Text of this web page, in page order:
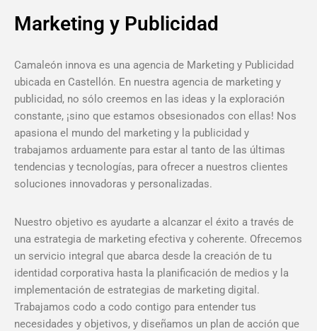
Marketing y Publicidad
Camaleón innova es una agencia de Marketing y Publicidad
ubicada en Castellón. En nuestra agencia de marketing y
publicidad, no sólo creemos en las ideas y la exploración
constante, ¡sino que estamos obsesionados con ellas! Nos
apasiona el mundo del marketing y la publicidad y
trabajamos arduamente para estar al tanto de las últimas
tendencias y tecnologías, para ofrecer a nuestros clientes
soluciones innovadoras y personalizadas.
Nuestro objetivo es ayudarte a alcanzar el éxito a través de
una estrategia de marketing efectiva y coherente. Ofrecemos
un servicio integral que abarca desde la creación de tu
identidad corporativa hasta la planificación de medios y la
implementación de estrategias de marketing digital.
Trabajamos codo a codo contigo para entender tus
necesidades y objetivos, y diseñamos un plan de acción que